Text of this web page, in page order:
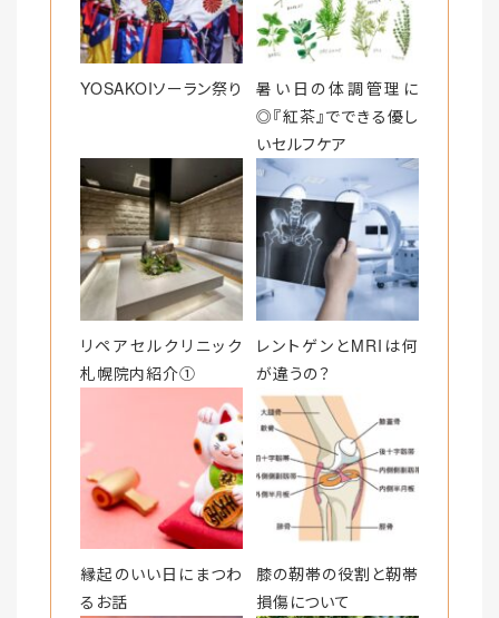
o
k
YOSAKOIソーラン祭り
暑い日の体調管理に
◎『紅茶』でできる優し
いセルフケア
リペアセルクリニック
札幌院内紹介①
レントゲンとMRIは何
が違うの？
縁起のいい日にまつわ
るお話
膝の靭帯の役割と靭帯
損傷について